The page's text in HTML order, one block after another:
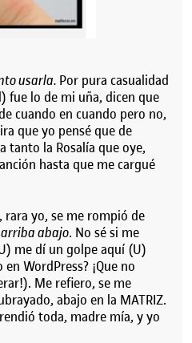
usarla. Por pura casualidad
fue lo de mi uña, dicen que
cuando en cuando pero no,
que yo pensé que de
tanto la Rosalía que oye,
hasta que me cargué
rara yo, se me rompió de
abajo. No sé si me
me dí un golpe aquí (U)
WordPress? ¡Que no
Me refiero, se me
abajo en la MATRIZ.
toda, madre mía, y yo